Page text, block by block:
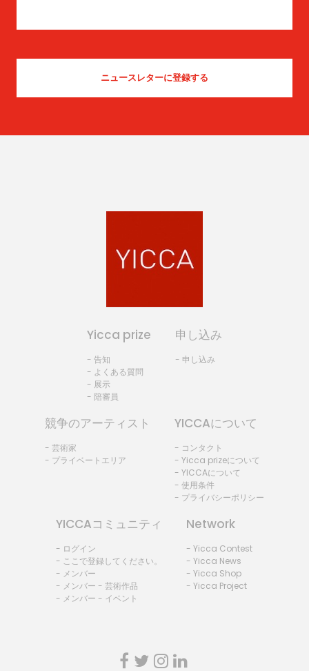
Yicca prize
- 告知
- よくある質問
- 展示
- 陪審員
申し込み
- 申し込み
競争のアーティスト
- 芸術家
- プライベートエリア
YICCAについて
- コンタクト
- Yicca prizeについて
- YICCAについて
- 使用条件
- プライバシーポリシー
YICCAコミュニティ
- ログイン
- ここで登録してください。
- メンバー
- メンバー - 芸術作品
- メンバー - イベント
Network
- Yicca Contest
- Yicca News
- Yicca Shop
- Yicca Project